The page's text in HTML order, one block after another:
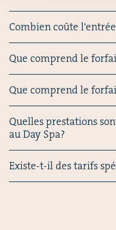
Combien coûte
Que comprend le
Que comprend le
Quelles prestations
au Day Spa?
Existe-t-il des tarifs